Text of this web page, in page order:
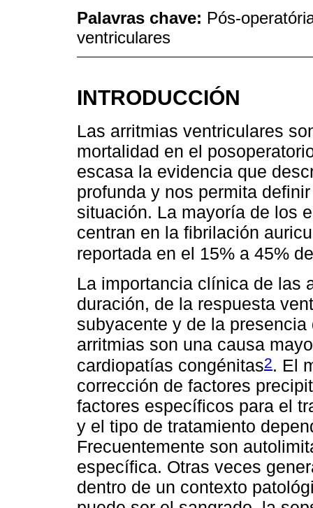
Palavras chave: Pós-
ventriculares
INTRODUCCIÓN
Las arritmias ventriculares
mortalidad en el
escasa la evidencia que
profunda y nos permita
situación. La mayoría de los
centran en la fibrilación
reportada en el 15% a 45%
La importancia clínica de las
duración, de la respuesta
subyacente y de la
arritmias son una causa
cardiopatías congénitas2. El
corrección de factores
factores específicos para el
y el tipo de tratamiento
Frecuentemente son
específica. Otras veces
dentro de un contexto